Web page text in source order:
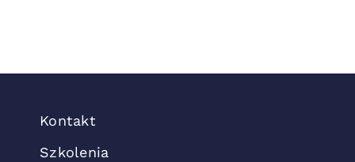
Kontakt
Szkolenia